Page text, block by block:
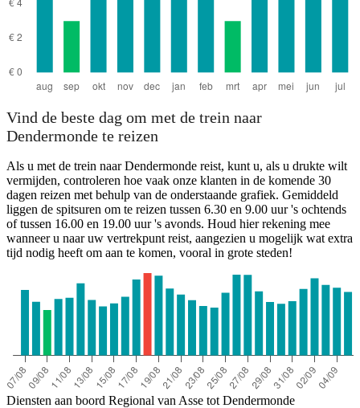
Vind de beste dag om met de trein naar
Dendermonde te reizen
Als u met de trein naar Dendermonde reist, kunt u, als u drukte wilt
vermijden, controleren hoe vaak onze klanten in de komende 30
dagen reizen met behulp van de onderstaande grafiek. Gemiddeld
liggen de spitsuren om te reizen tussen 6.30 en 9.00 uur 's ochtends
of tussen 16.00 en 19.00 uur 's avonds. Houd hier rekening mee
wanneer u naar uw vertrekpunt reist, aangezien u mogelijk wat extra
tijd nodig heeft om aan te komen, vooral in grote steden!
Diensten aan boord Regional van Asse tot Dendermonde